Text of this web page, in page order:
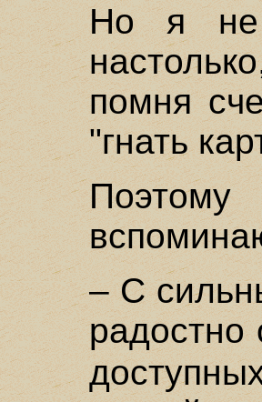
Но я не
помня
"гнать
– С
радостно